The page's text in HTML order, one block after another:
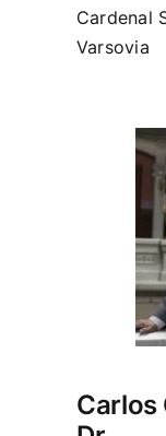
Cardenal
Varsovia
Carlos